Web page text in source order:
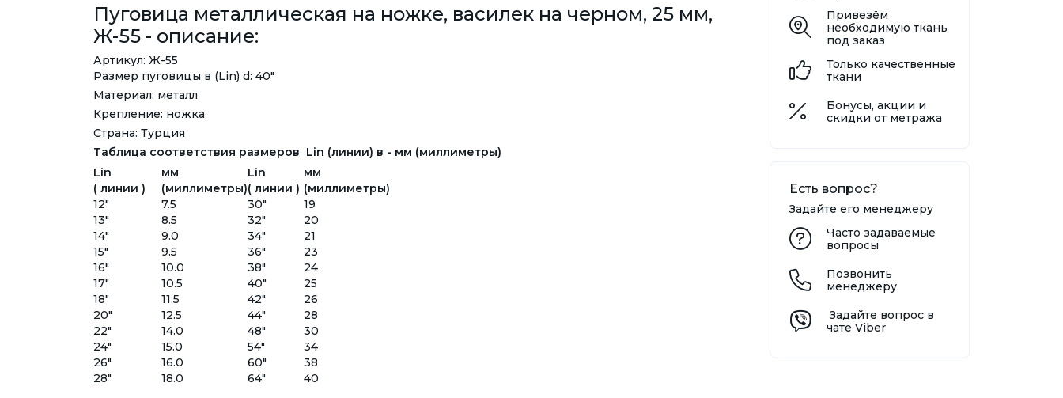
Пуговица металлическая на ножке, василек на черном, 25 мм,
Ж-55 - описание:
Артикул: Ж-55
Размер пуговицы в (Lin) d: 40"
Материал: металл
Крепление: ножка
Страна: Турция
Таблица соответствия размеров Lin (линии) в - мм (миллиметры)
Lin
мм Lin
мм
( линии )
(миллиметры)( линии ) (миллиметры)
12"
7.5 30"
19
13"
8.5 32"
20
14"
9.0 34"
21
15"
9.5 36"
23
16"
10.0 38"
24
17"
10.5 40"
25
18"
11.5 42"
26
20"
12.5 44"
28
22"
14.0 48"
30
24"
15.0 54"
34
26"
16.0 60"
38
28"
18.0 64" 40
Привезём
необходимую ткань
под заказ
Только качественные
ткани
Бонусы, акции и
скидки от метража
Есть вопрос?
Задайте его менеджеру
Часто задаваемые
вопросы
Позвонить
менеджеру
Задайте вопрос в
чате Viber